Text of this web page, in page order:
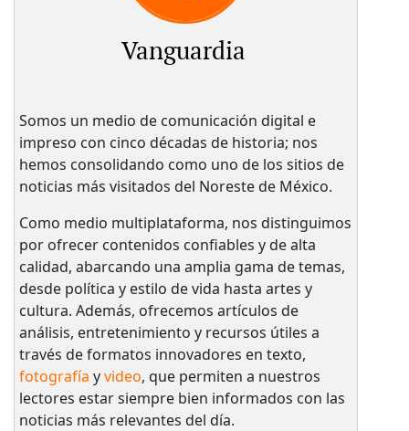
Vanguardia
Somos un medio de comunicación digital e
impreso con cinco décadas de historia; nos
hemos consolidando como uno de los sitios de
noticias más visitados del Noreste de México.
Como medio multiplataforma, nos distinguimos
por ofrecer contenidos confiables y de alta
calidad, abarcando una amplia gama de temas,
desde política y estilo de vida hasta artes y
cultura. Además, ofrecemos artículos de
análisis, entretenimiento y recursos útiles a
través de formatos innovadores en texto,
fotografía yvideo, que permiten a nuestros
lectores estar siempre bien informados con las
noticias más relevantes del día.